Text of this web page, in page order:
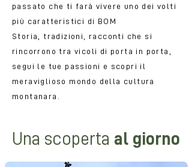
passato che ti farà vivere uno dei volti
più caratteristici di BOM
Storia, tradizioni, racconti che si
rincorrono tra vicoli di porta in porta,
segui le tue passioni e scopri il
meraviglioso mondo della cultura
montanara.
Una scoperta al giorno